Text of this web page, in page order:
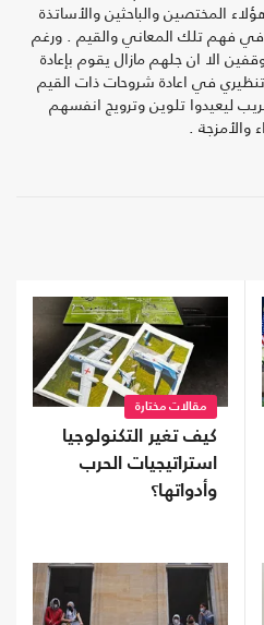
المختصين والباحثين والأساتذة
في فهم تلك المعاني والقيم . ورغم
الا ان جلهم مازال يقوم بإعادة
في اعادة شروحات ذات القيم
ليعيدوا تلوين وترويج انفسهم
والأمزجة .
مقالات مختارة
كيف تغير التكنولوجيا
استراتيجيات الحرب
وأدواتها؟